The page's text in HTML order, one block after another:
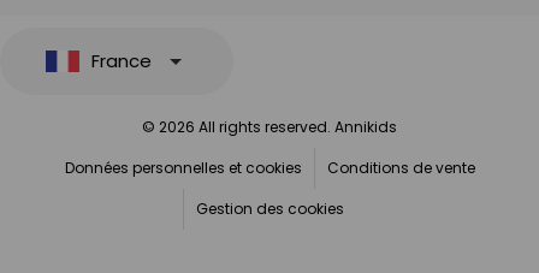
France
© 2026 All rights reserved. Annikids
Données personnelles et cookies
Conditions de vente
Gestion des cookies